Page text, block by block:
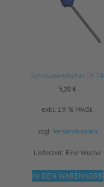
Schraubendreher SKT4
5,20 €
exkl. 19 % MwSt.
zzgl. Versandkosten
Lieferzeit: Eine Woche
IN DEN WARENKORB